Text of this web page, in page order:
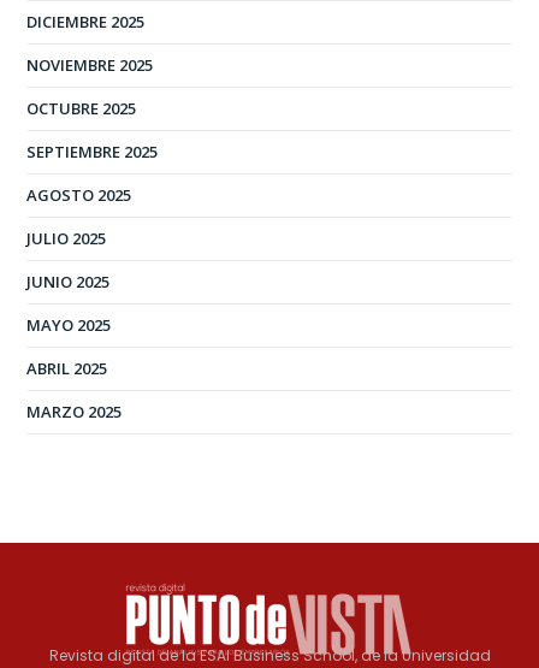
DICIEMBRE 2025
NOVIEMBRE 2025
OCTUBRE 2025
SEPTIEMBRE 2025
AGOSTO 2025
JULIO 2025
JUNIO 2025
MAYO 2025
ABRIL 2025
MARZO 2025
Revista digital de la ESAI Business School, de la Universidad